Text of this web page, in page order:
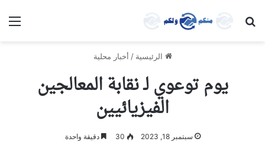
بحث عن
الرئيسية / أخبار محلية
يوم توعوي لـ نقابة المعالجين
الفيزيائيين
سبتمبر 18, 2023 30 دقيقة واحدة